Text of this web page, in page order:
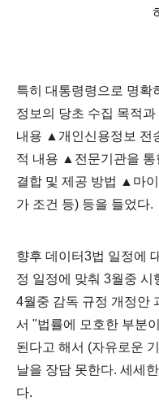
특히 대통령령으로 명
정보의 당초 수집 목적
내용 ▲개인신용정보 전
적 내용 ▲전문기관을 통
결합 및 제공 방법 ▲마
가 조건 등) 등을 들었다.
향후 데이터3법 일정에
정 일정에 맞춰 3월중 시
4월중 감독 규정 개정안
서 "법률에 모호한 부분
된다고 해서 (자유로운
날을 장담 못한다. 세세
다.